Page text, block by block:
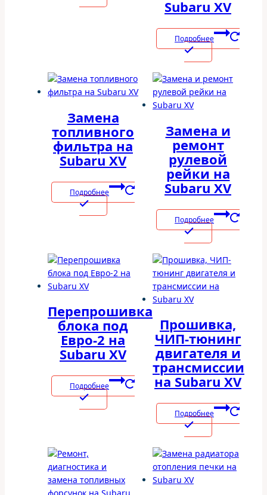
Subaru XV
Подробнее
Замена
топливного
фильтра на
Subaru XV
Подробнее
Замена и
ремонт
рулевой
рейки на
Subaru XV
Подробнее
Перепрошивка
блока под
Евро-2 на
Subaru XV
Подробнее
Прошивка,
ЧИП-тюнинг
двигателя и
трансмиссии
на Subaru XV
Подробнее